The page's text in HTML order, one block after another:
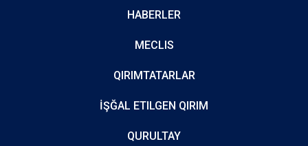
HABERLER
MECLIS
QIRIMTATARLAR
İŞĞAL ETILGEN QIRIM
QURULTAY